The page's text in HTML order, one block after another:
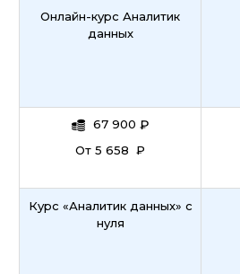
Онлайн-курс Аналитик
данных
67 900 ₽
От 5 658 ₽
Курс «Аналитик данных» с
нуля